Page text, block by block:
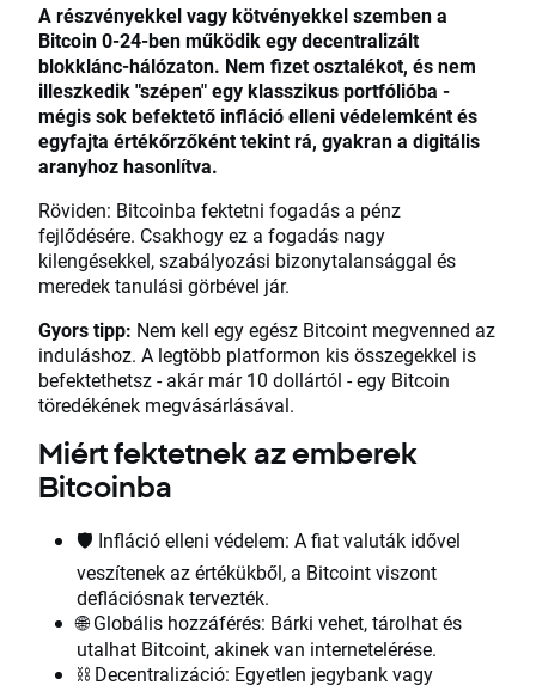
A részvényekkel vagy kötvényekkel szemben a
Bitcoin 0-24-ben működik egy decentralizált
blokklánc-hálózaton. Nem fizet osztalékot, és nem
illeszkedik "szépen" egy klasszikus portfólióba -
mégis sok befektető infláció elleni védelemként és
egyfajta értékőrzőként tekint rá, gyakran a digitális
aranyhoz hasonlítva.
Röviden: Bitcoinba fektetni fogadás a pénz
fejlődésére. Csakhogy ez a fogadás nagy
kilengésekkel, szabályozási bizonytalansággal és
meredek tanulási görbével jár.
Gyors tipp: Nem kell egy egész Bitcoint megvenned az
induláshoz. A legtöbb platformon kis összegekkel is
befektethetsz - akár már 10 dollártól - egy Bitcoin
töredékének megvásárlásával.
Miért fektetnek az emberek
Bitcoinba
🛡 Infláció elleni védelem: A fiat valuták idővel
veszítenek az értékükből, a Bitcoint viszont
deflációsnak tervezték.
🌐 Globális hozzáférés: Bárki vehet, tárolhat és
utalhat Bitcoint, akinek van internetelérése.
⛓ Decentralizáció: Egyetlen jegybank vagy